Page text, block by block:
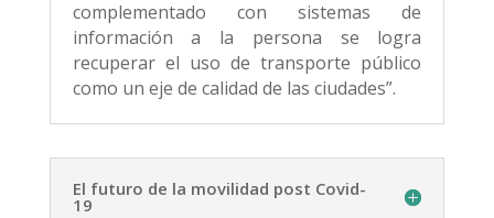
complementado con sistemas de
información a la persona se logra
recuperar el uso de transporte público
como un eje de calidad de las ciudades”.
El futuro de la movilidad post Covid-
19